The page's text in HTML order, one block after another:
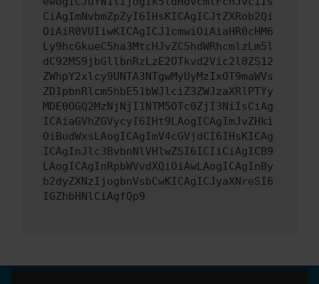
CiAgImNvbmZpZyI6IHsKICAgICJtZXRob2Qi
OiAiR0VUIiwKICAgICJ1cmwiOiAiaHR0cHM6
Ly9hcGkueC5ha3MtcHJvZC5hdWRhcmlzLm5l
dC92MS9jbGllbnRzLzE2OTkvd2Vic2l0ZS12
ZWhpY2xlcy9UNTA3NTgwMyUyMzIxOT9maWVs
ZD1pbnRlcm5hbE51bWJlciZ3ZWJzaXRlPTYy
MDE0OGQ2MzNjNjI1NTM5OTc0ZjI3NiIsCiAg
ICAiaGVhZGVycyI6IHt9LAogICAgImJvZHki
OiBudWxsLAogICAgImV4cGVjdCI6IHsKICAg
ICAgInJlc3BvbnNlVHlwZSI6ICIiCiAgICB9
LAogICAgInRpbWVvdXQiOiAwLAogICAgInBy
b2dyZXNzIjogbnVsbCwKICAgICJyaXNreSI6
IGZhbHNlCiAgfQp9